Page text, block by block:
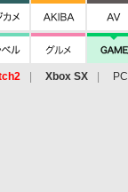
Xbox SX PC